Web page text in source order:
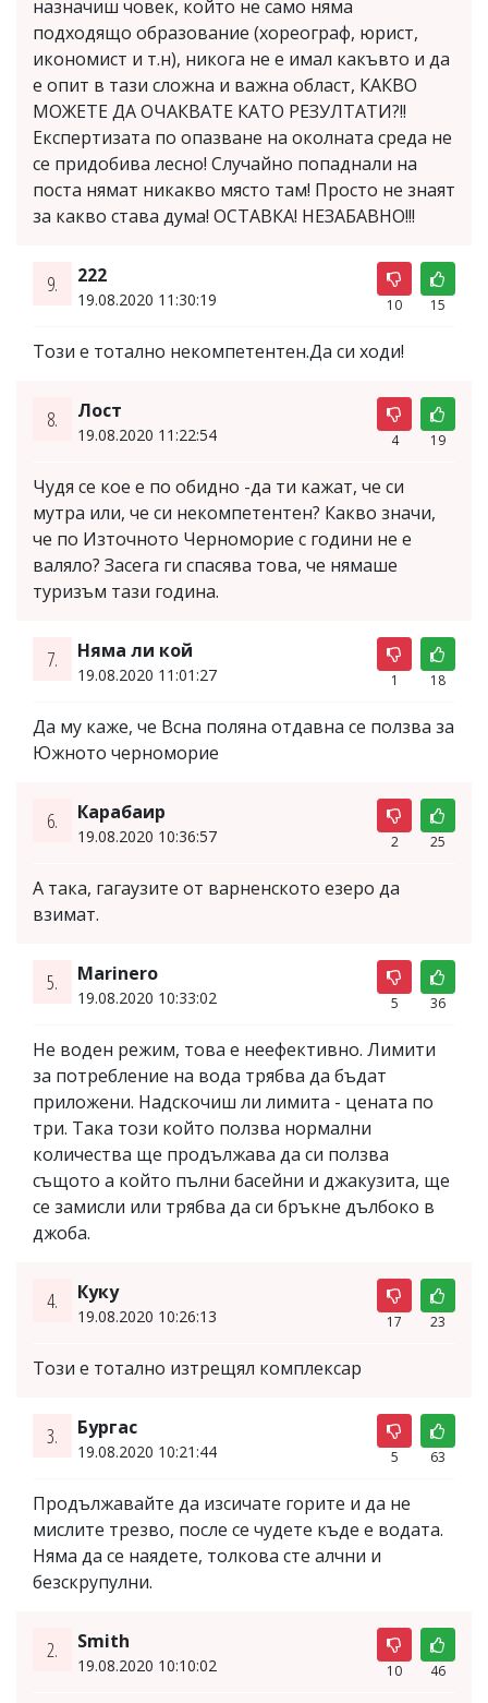
назначиш човек, който не само няма
подходящо образование (хореограф, юрист,
икономист и т.н), никога не е имал какъвто и да
е опит в тази сложна и важна област, КАКВО
МОЖЕТЕ ДА ОЧАКВАТЕ КАТО РЕЗУЛТАТИ?!!
Експертизата по опазване на околната среда не
се придобива лесно! Случайно попаднали на
поста нямат никакво място там! Просто не знаят
за какво става дума! ОСТАВКА! НЕЗАБАВНО!!!
9. 222
19.08.2020 11:30:19 10 15
Този е тотално некомпетентен.Да си ходи!
8. Лост
19.08.2020 11:22:54 4 19
Чудя се кое е по обидно -да ти кажат, че си
мутра или, че си некомпетентен? Какво значи,
че по Източното Черноморие с години не е
валяло? Засега ги спасява това, че нямаше
туризъм тази година.
7. Няма ли кой
19.08.2020 11:01:27 1 18
Да му каже, че Всна поляна отдавна се ползва за
Южното черноморие
6. Карабаир
19.08.2020 10:36:57 2 25
А така, гагаузите от варненското езеро да
взимат.
5. Marinero
19.08.2020 10:33:02 5 36
Не воден режим, това е неефективно. Лимити
за потребление на вода трябва да бъдат
приложени. Надскочиш ли лимита - цената по
три. Така този който ползва нормални
количества ще продължава да си ползва
същото а който пълни басейни и джакузита, ще
се замисли или трябва да си бръкне дълбоко в
джоба.
4. Куку
19.08.2020 10:26:13 17 23
Този е тотално изтрещял комплексар
3. Бургас
19.08.2020 10:21:44 5 63
Продължавайте да изсичате горите и да не
мислите трезво, после се чудете къде е водата.
Няма да се наядете, толкова сте алчни и
безскрупулни.
2. Smith
19.08.2020 10:10:02 10 46